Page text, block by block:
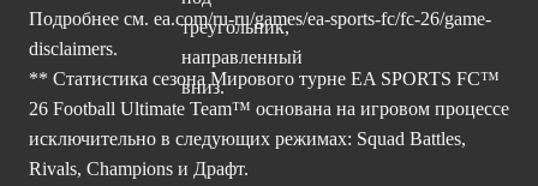
Подробнее см. ea.com/ru-ru/games/ea-sports-fc/fc-26/game-
disclaimers.
** Статистика сезона Мирового турне EA SPORTS FC™
26 Football Ultimate Team™ основана на игровом процессе
исключительно в следующих режимах: Squad Battles,
Rivals, Champions и Драфт.